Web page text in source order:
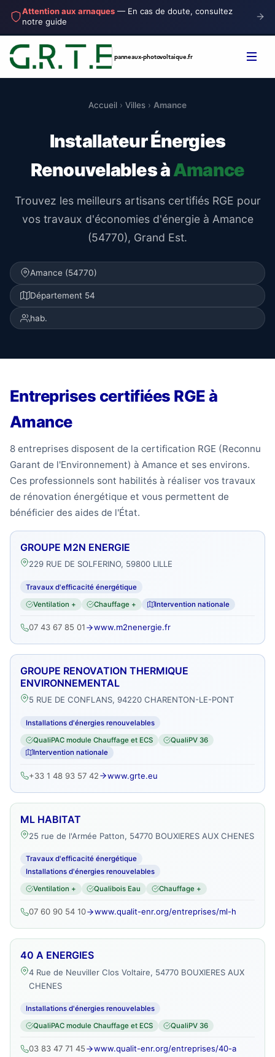
Attention aux arnaques — En cas de doute, consultez
notre guide
panneaux-photovoltaique.fr
Accueil › Villes › Amance
Installateur Énergies
Renouvelables àAmance
Trouvez les meilleurs artisans certifiés RGE pour
vos travaux d'économies d'énergie à Amance
(54770), Grand Est.
Amance (54770)
Département 54
hab.
Entreprises certifiées RGE à
Amance
8 entreprises disposent de la certification RGE (Reconnu
Garant de l'Environnement) à Amance et ses environs.
Ces professionnels sont habilités à réaliser vos travaux
de rénovation énergétique et vous permettent de
bénéficier des aides de l'État.
GROUPE M2N ENERGIE
229 RUE DE SOLFERINO, 59800 LILLE
Travaux d'efficacité énergétique
Ventilation + Chauffage + Intervention nationale
07 43 67 85 01 www.m2nenergie.fr
GROUPE RENOVATION THERMIQUE
ENVIRONNEMENTAL
5 RUE DE CONFLANS, 94220 CHARENTON-LE-PONT
Installations d'énergies renouvelables
QualiPAC module Chauffage et ECS
QualiPV 36
Intervention nationale
+33 1 48 93 57 42 www.grte.eu
ML HABITAT
25 rue de l'Armée Patton, 54770 BOUXIERES AUX CHENES
Travaux d'efficacité énergétique
Installations d'énergies renouvelables
Ventilation + Qualibois Eau Chauffage +
07 60 90 54 10 www.qualit-enr.org/entreprises/ml-h
40 A ENERGIES
4 Rue de Neuviller Clos Voltaire, 54770 BOUXIERES AUX
CHENES
Installations d'énergies renouvelables
QualiPAC module Chauffage et ECS QualiPV 36
03 83 47 71 45 www.qualit-enr.org/entreprises/40-a